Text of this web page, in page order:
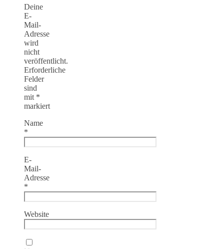
Deine
E-
Mail-
Adresse
wird
nicht
veröffentlicht.
Erforderliche
Felder
sind
mit *
markiert
Name
*
E-
Mail-
Adresse
*
Website